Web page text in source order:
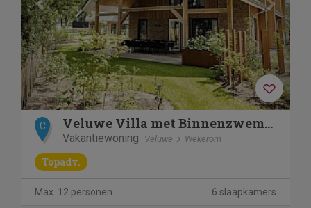
C Veluwe Villa met Binnenzwembad & Wellness | 12 personen
Vakantiewoning Veluwe Wekerom
Topadv.
Max. 12 personen 6 slaapkamers